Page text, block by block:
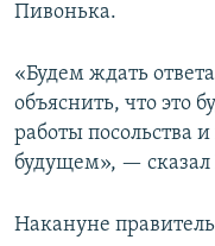
Пивонька.
«Будем ждать
объяснить, что это
работы посольства
будущем», —
Накануне